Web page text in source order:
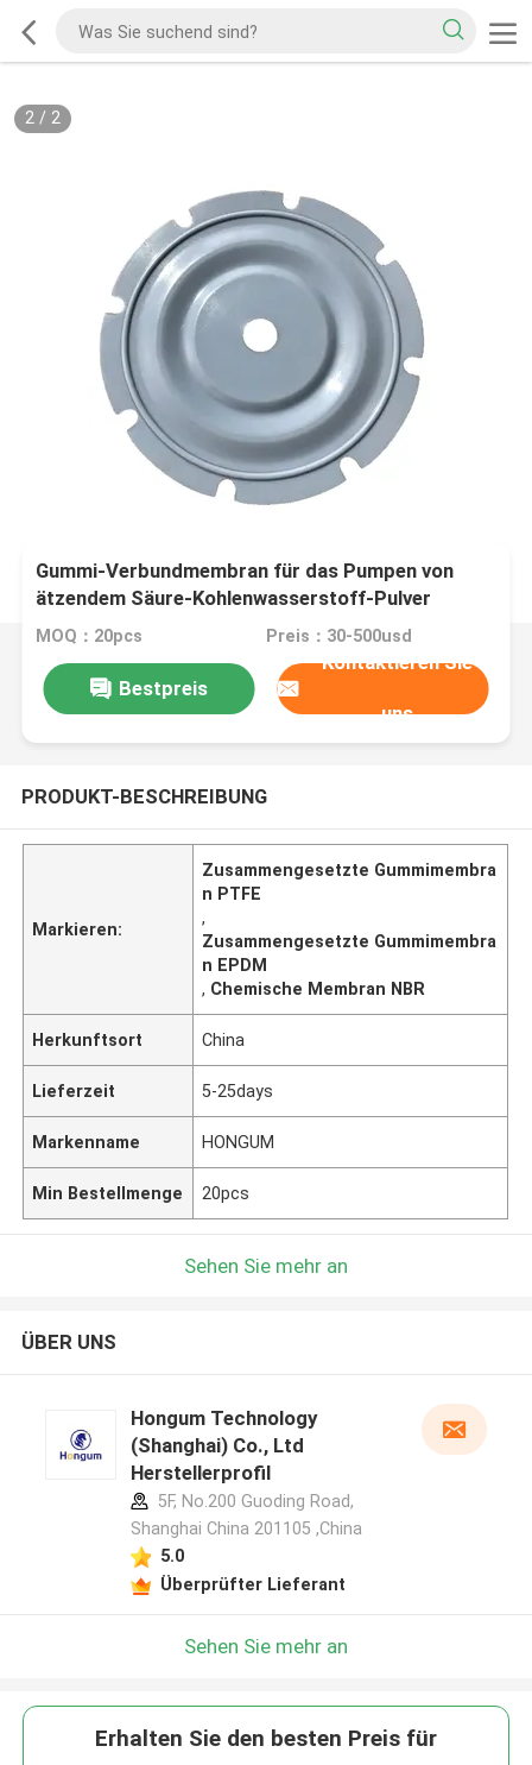
2/ 2
Gummi-Verbundmembran für das Pumpen von
ätzendem Säure-Kohlenwasserstoff-Pulver
MOQ：20pcs Preis：30-500usd
Bestpreis
Kontaktieren Sie
uns
PRODUKT-BESCHREIBUNG
Markieren:
Zusammengesetzte Gummimembra
n PTFE
,
Zusammengesetzte Gummimembra
n EPDM
, Chemische Membran NBR
Herkunftsort China
Lieferzeit 5-25days
Markenname HONGUM
Min Bestellmenge 20pcs
Sehen Sie mehr an
ÜBER UNS
Hongum Technology
(Shanghai) Co., Ltd
Herstellerprofil
5F, No.200 Guoding Road,
Shanghai China 201105 ,China
5.0
Überprüfter Lieferant
Sehen Sie mehr an
Erhalten Sie den besten Preis für